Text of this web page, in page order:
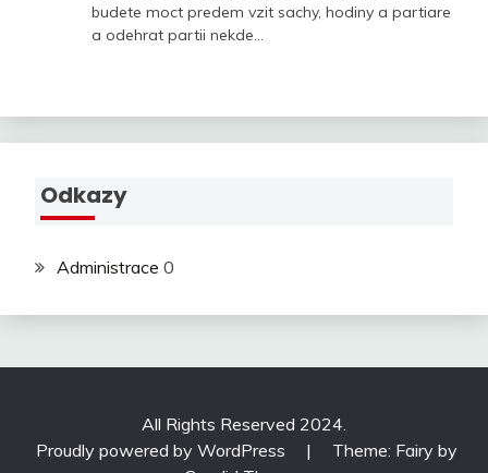
budete moct predem vzit sachy, hodiny a partiare
a odehrat partii nekde…
Odkazy
Administrace 0
All Rights Reserved 2024.
Proudly powered by WordPress
|
Theme: Fairy by